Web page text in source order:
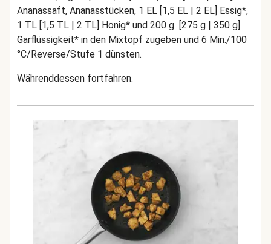
Ananassaft, Ananasstücken, 1 EL [1,5 EL | 2 EL] Essig*,
1 TL [1,5 TL | 2 TL] Honig* und 200 g [275 g | 350 g]
Garflüssigkeit* in den Mixtopf zugeben und 6 Min./100
°C/Reverse/Stufe 1 dünsten.
Währenddessen fortfahren.